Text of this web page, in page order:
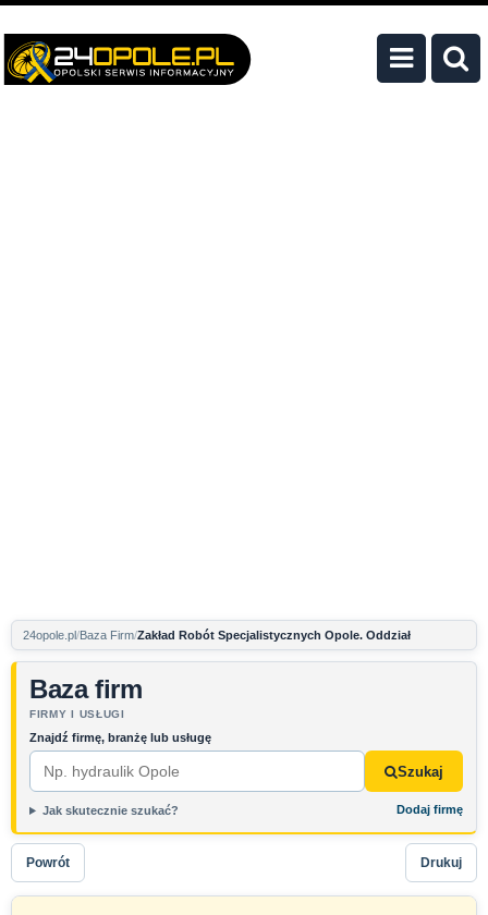
24opole.pl Baza Firm Zakład Robót Specjalistycznych Opole. Oddział
Baza firm
FIRMY I USŁUGI
Znajdź firmę, branżę lub usługę
Szukaj
Jak skutecznie szukać? Dodaj firmę
Powrót Drukuj